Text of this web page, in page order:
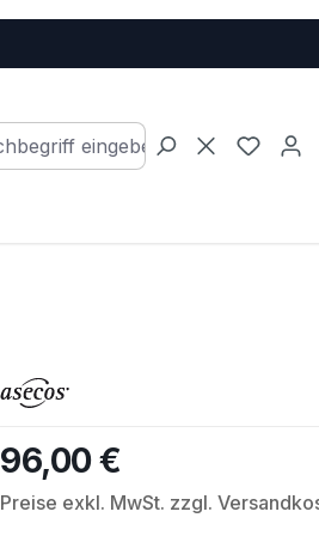
Du
Regulärer Preis:
96,00 €
Preise exkl. MwSt. zzgl.